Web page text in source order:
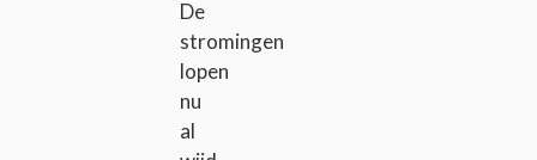
De
stromingen
lopen
nu
al